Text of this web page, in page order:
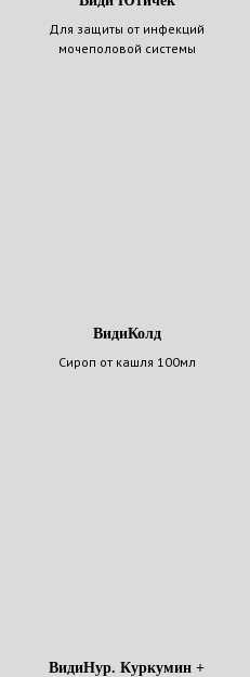
Для защиты от инфекций
мочеполовой системы
ВидиКолд
Сироп от кашля 100мл
ВидиНур. Куркумин +